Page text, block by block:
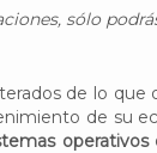
sólo
de lo
de su